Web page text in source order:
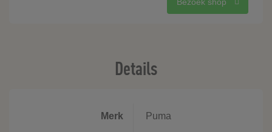
Details
Merk Puma